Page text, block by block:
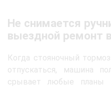
Не снимается
выездной ремонт
Когда стояночный
отпускаться, машина
срывает любые планы